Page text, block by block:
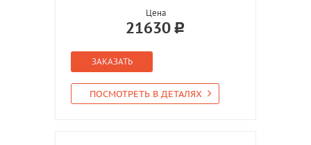
Цена
21630
ЗАКАЗАТЬ
ПОСМОТРЕТЬ В ДЕТАЛЯХ